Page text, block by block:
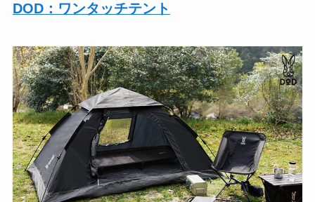
DOD：ワンタッチテント